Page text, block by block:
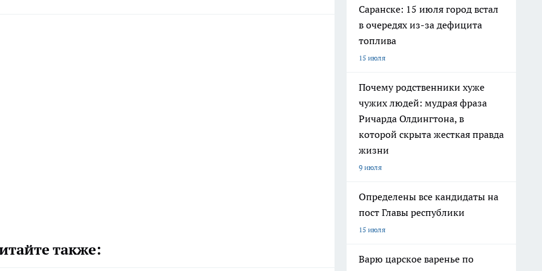
также:
Саранске: 15 июля город встал
в очередях из-за дефицита
топлива
15 июля
Почему родственники хуже
чужих людей: мудрая фраза
Ричарда Олдингтона, в
которой скрыта жесткая правда
жизни
9 июля
Определены все кандидаты на
пост Главы республики
15 июля
Варю царское варенье по